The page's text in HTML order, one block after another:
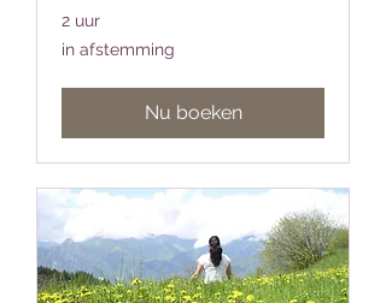
2 uur
in
afstemming
in afstemming
Nu boeken